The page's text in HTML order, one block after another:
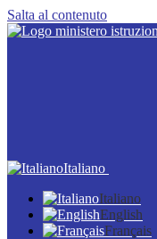
Salta al contenuto
Italiano
Italiano
English
Français